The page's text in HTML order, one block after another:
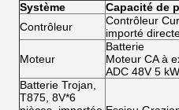
Système Capacité de
Contrôleur
Contrôleur
importé
Moteur
Batterie
Moteur CA à
ADC 48V 5 kW
Batterie Trojan,
T875, 8V*6